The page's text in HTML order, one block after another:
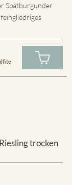
Spätburgunder
trocken